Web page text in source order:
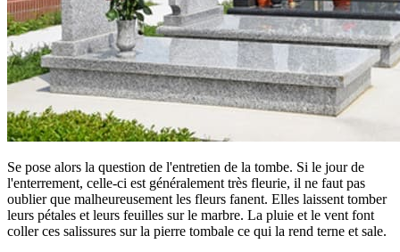
Se pose alors la question de l'entretien de la tombe. Si le jour de
l'enterrement, celle-ci est généralement très fleurie, il ne faut pas
oublier que malheureusement les fleurs fanent. Elles laissent tomber
leurs pétales et leurs feuilles sur le marbre. La pluie et le vent font
coller ces salissures sur la pierre tombale ce qui la rend terne et sale.